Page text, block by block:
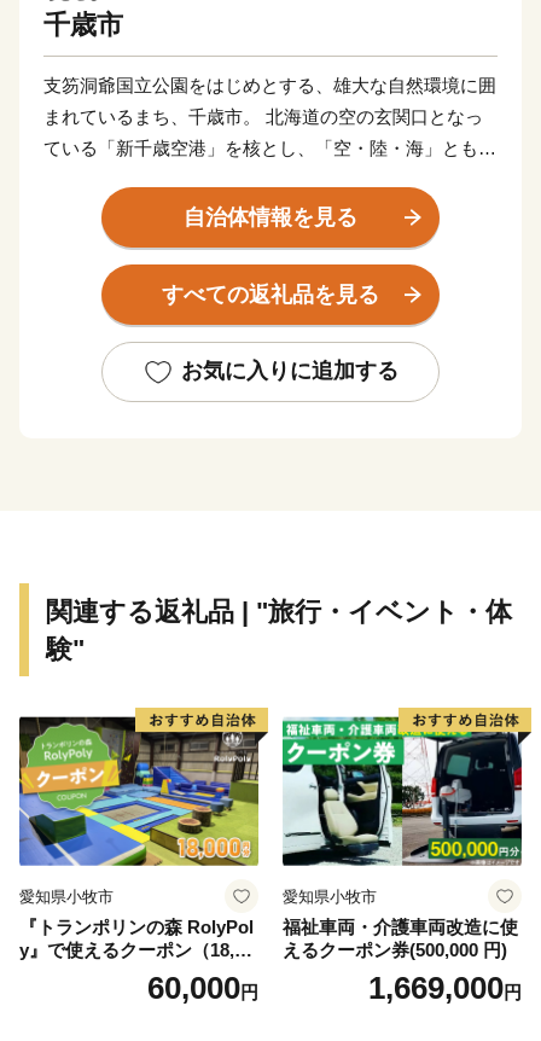
千歳市
支笏洞爺国立公園をはじめとする、雄大な自然環境に囲
まれているまち、千歳市。 北海道の空の玄関口となっ
ている「新千歳空港」を核とし、「空・陸・海」ともに
ます。 また、市内11カ所の工業団地には、多くの企業
が立地しているほか、石狩管内一の生産額を誇る農業地
域が広がり、自然や産業、そして都市環境が調和してお
り、今なお、成長を続けています。
★ABCテレビのニュース情報番組「news おかえり」
自治体情報を見る
すべての返礼品を見る
お気に入りに追加する
関連する返礼品 | "旅行・イベント・体
験"
愛知県小牧市
『トランポリンの森 RolyPol
y』で使えるクーポン（18,00
60,000円
愛知県小牧市
福祉車両・介護車両改造に使
えるクーポン券(500,000 円)
1,669,000円